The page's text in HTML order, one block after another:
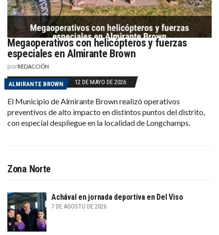
Megaoperativos con helicópteros y fuerzas
especiales en Almirante Brown
porREDACCIÓN
ALMIRANTE BROWN 12 DE MAYO DE 2026
El Municipio de Almirante Brown realizó operativos
preventivos de alto impacto en distintos puntos del distrito,
con especial despliegue en la localidad de Longchamps.
Zona Norte
Achával en jornada deportiva en Del Viso
7 DE AGOSTO DE 2026